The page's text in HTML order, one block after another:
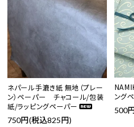
ネパール手漉き紙 無地（プレー
ン）ペーパー チャコール/包装
紙/ラッピングペーパー
750円(税込825円)
ング
500